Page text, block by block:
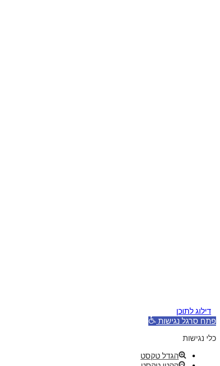
דילוג לתוכן
פתח סרגל נגישות
כלי נגישות
הגדל טקסט